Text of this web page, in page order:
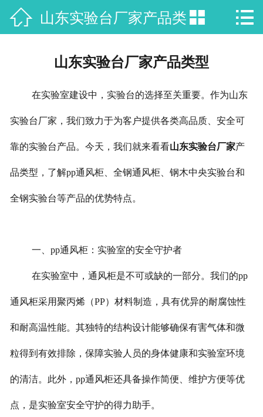
 网站首页
联系我们
 山东实验台厂家产品类
型
 
山东实验台厂家产品类型
在实验室建设中，实验台的选择至关重要。作为山东
实验台厂家，我们致力于为客户提供各类高品质、安全可
靠的实验台产品。今天，我们就来看看山东实验台厂家产
品类型，了解pp通风柜、全钢通风柜、钢木中央实验台和
全钢实验台等产品的优势特点。
一、pp通风柜：实验室的安全守护者
在实验室中，通风柜是不可或缺的一部分。我们的pp
通风柜采用聚丙烯（PP）材料制造，具有优异的耐腐蚀性
和耐高温性能。其独特的结构设计能够确保有害气体和微
粒得到有效排除，保障实验人员的身体健康和实验室环境
的清洁。此外，pp通风柜还具备操作简便、维护方便等优
点，是实验室安全守护的得力助手。